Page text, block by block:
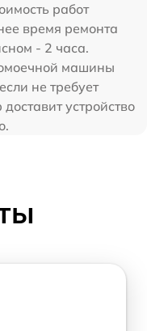
работ
время ремонта
- 2 часа.
машины
не требует
устройство